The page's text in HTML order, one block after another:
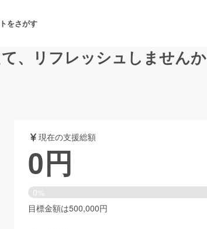
をさがす
フォーマンス
食店
漫画
、リフレッシュしませんか
現在の支援総額
0円
0%
目標金額は500,000円